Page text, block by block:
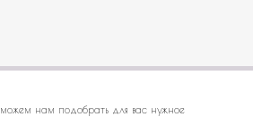
нам подобрать для вас нужное